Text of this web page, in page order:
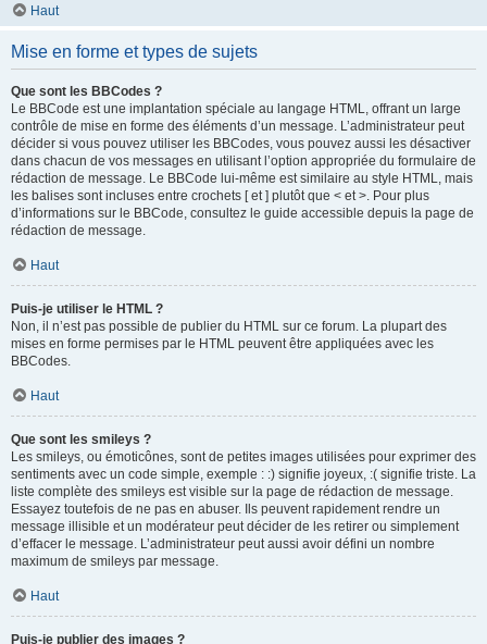
Haut
Mise en forme et types de sujets
Que sont les BBCodes ?
Le BBCode est une implantation spéciale au langage HTML, offrant un large
contrôle de mise en forme des éléments d’un message. L’administrateur peut
décider si vous pouvez utiliser les BBCodes, vous pouvez aussi les désactiver
dans chacun de vos messages en utilisant l’option appropriée du formulaire de
rédaction de message. Le BBCode lui-même est similaire au style HTML, mais
les balises sont incluses entre crochets [ et ] plutôt que < et >. Pour plus
d’informations sur le BBCode, consultez le guide accessible depuis la page de
rédaction de message.
Haut
Puis-je utiliser le HTML ?
Non, il n’est pas possible de publier du HTML sur ce forum. La plupart des
mises en forme permises par le HTML peuvent être appliquées avec les
BBCodes.
Haut
Que sont les smileys ?
Les smileys, ou émoticônes, sont de petites images utilisées pour exprimer des
sentiments avec un code simple, exemple : :) signifie joyeux, :( signifie triste. La
liste complète des smileys est visible sur la page de rédaction de message.
Essayez toutefois de ne pas en abuser. Ils peuvent rapidement rendre un
message illisible et un modérateur peut décider de les retirer ou simplement
d’effacer le message. L’administrateur peut aussi avoir défini un nombre
maximum de smileys par message.
Haut
Puis-je publier des images ?